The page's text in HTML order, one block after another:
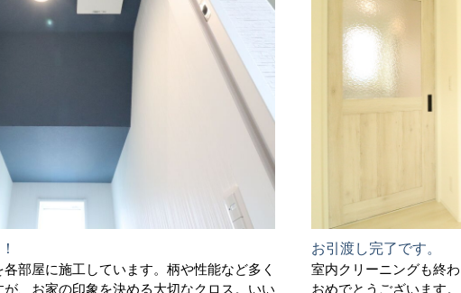
部屋に施工しています。柄や性能など多く
、お家の印象を決める大切なクロス。いい
お引渡し完了です。
室内クリーニングも終
おめでとうございます